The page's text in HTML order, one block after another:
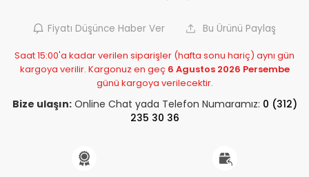
Fiyatı Düşünce Haber Ver Bu Ürünü Paylaş
Saat 15:00'a kadar verilen siparişler (hafta sonu hariç) aynı gün
kargoya verilir. Kargonuz en geç 6 Agustos 2026 Persembe
günü kargoya verilecektir.
Bize ulaşın:Online Chat yada Telefon Numaramız: 0 (312)
235 30 36